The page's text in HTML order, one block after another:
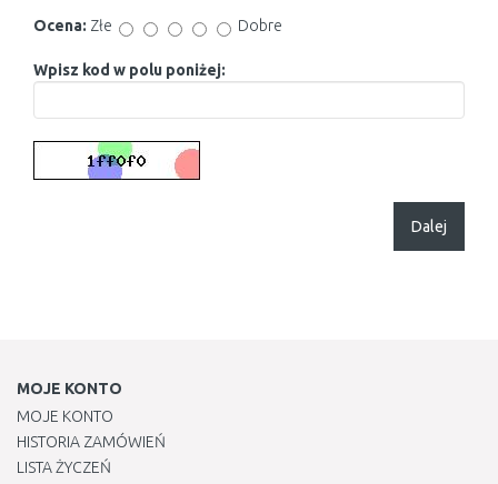
Ocena: Złe Dobre
Wpisz kod w polu poniżej:
Dalej
MOJE KONTO
MOJE KONTO
HISTORIA ZAMÓWIEŃ
LISTA ŻYCZEŃ